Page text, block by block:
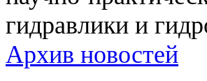
гидравлики и
Архив новостей